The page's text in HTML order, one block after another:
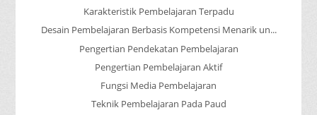
Karakteristik Pembelajaran Terpadu
Desain Pembelajaran Berbasis Kompetensi Menarik un...
Pengertian Pendekatan Pembelajaran
Pengertian Pembelajaran Aktif
Fungsi Media Pembelajaran
Teknik Pembelajaran Pada Paud